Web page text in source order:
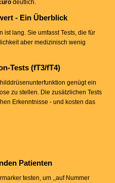
deutlich.
- Ein Überblick
ist lang. Sie umfasst Tests, die für
aber medizinisch wenig
Tests (fT3/fT4)
genügt ein
zu stellen. Die zusätzlichen Tests
Erkenntnisse - und kosten das
Patienten
testen, um ,,auf Nummer